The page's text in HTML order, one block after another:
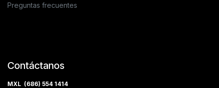
Preguntas frecuentes
Contáctanos
MXL (686) 554 1414